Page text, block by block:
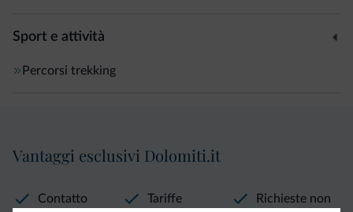
Sport e attività
Percorsi trekking
Vantaggi esclusivi Dolomiti.it
Contatto
Tariffe
Richieste non